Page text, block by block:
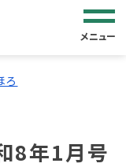
メニュー
ろ
8年1月号